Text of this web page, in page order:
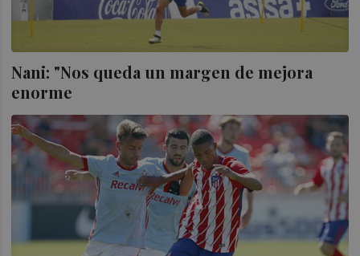
Nani: "Nos queda un margen de mejora
enorme